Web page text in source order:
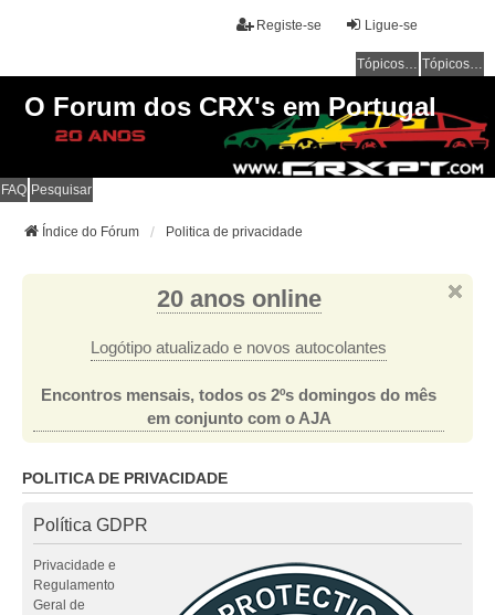
Ligue-se
Registe-se
Tópicos sem resposta Tópicos ativos
O Forum dos CRX's em Portugal
FAQ Pesquisar
Índice do Fórum Politica de privacidade
20 anos online
Logótipo atualizado e novos autocolantes
Encontros mensais, todos os 2ºs domingos do mês
em conjunto com o AJA
POLITICA DE PRIVACIDADE
Política GDPR
Privacidade e
Regulamento
Geral de